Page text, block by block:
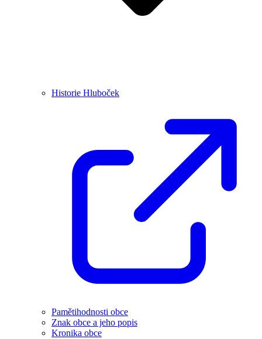
Historie Hluboček
Pamětihodnosti obce
Znak obce a jeho popis
Kronika obce